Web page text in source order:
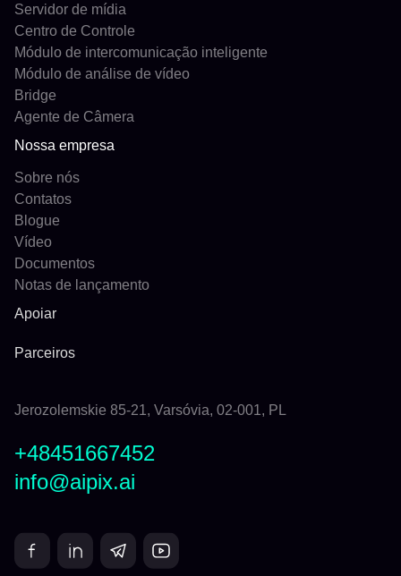
Servidor de mídia
Centro de Controle
Módulo de intercomunicação inteligente
Módulo de análise de vídeo
Bridge
Agente de Câmera
Nossa empresa
Sobre nós
Contatos
Blogue
Vídeo
Documentos
Notas de lançamento
Apoiar
Parceiros
Jerozolemskie 85-21, Varsóvia, 02-001, PL
+48451667452
info@aipix.ai